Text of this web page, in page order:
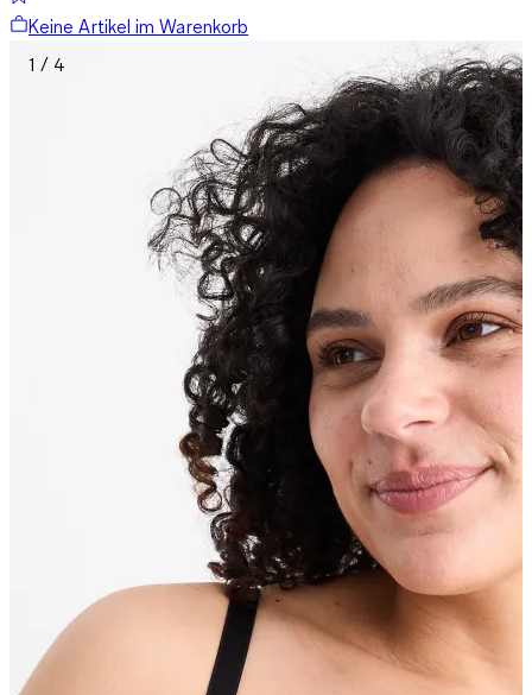
Keine Artikel im Warenkorb
1 / 4